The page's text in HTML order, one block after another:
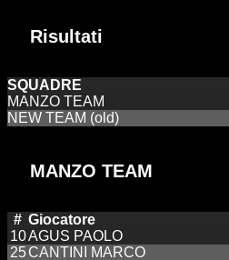
Risultati
SQUADRE
MANZO TEAM
NEW TEAM (old)
MANZO TEAM
# Giocatore
10AGUS PAOLO
25CANTINI MARCO